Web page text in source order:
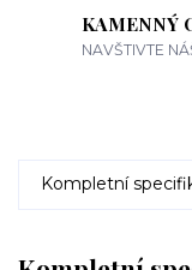
KAMENNÝ
NAVŠTIVTE
Kompletní